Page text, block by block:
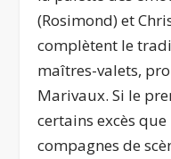
(Rosimond) et
complètent le
maîtres-valets,
Marivaux. Si le
certains excès
compagnes de